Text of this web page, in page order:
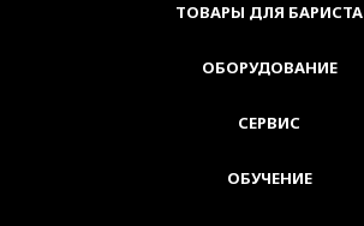
ТОВАРЫ ДЛЯ БАРИСТА
ОБОРУДОВАНИЕ
СЕРВИС
ОБУЧЕНИЕ